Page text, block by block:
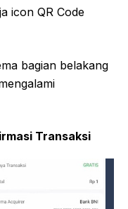
icon QR Code
bagian belakang
Transaksi